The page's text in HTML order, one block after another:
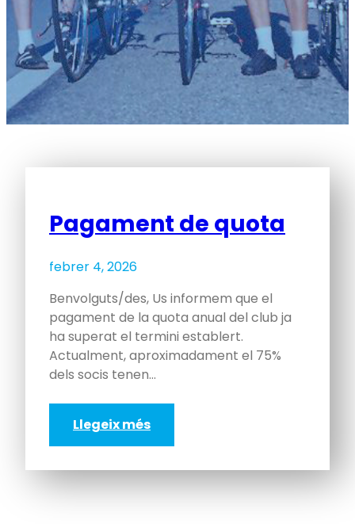
Pagament de quota
febrer 4, 2026
Benvolguts/des, Us informem que el
pagament de la quota anual del club ja
ha superat el termini establert.
Actualment, aproximadament el 75%
dels socis tenen…
Llegeix més